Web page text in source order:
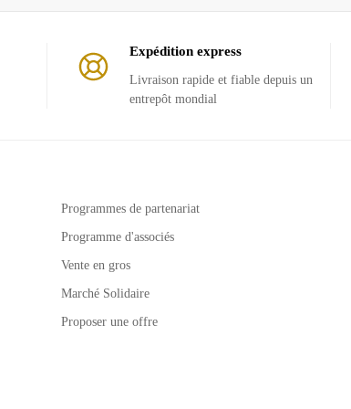
Expédition express
Livraison rapide et fiable depuis un
entrepôt mondial
Programmes de partenariat
Programme d'associés
Vente en gros
Marché Solidaire
Proposer une offre